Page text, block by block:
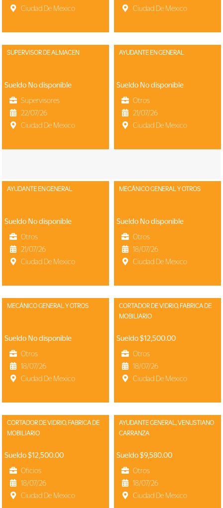
Ciudad De Mexico
Ciudad De Mexico
SUPERVISOR DE ALMACEN
Sueldo No disponible
Supervisores
22/07/26
Ciudad De Mexico
AYUDANTE EN GENERAL
Sueldo No disponible
Otros
21/07/26
Ciudad De Mexico
AYUDANTE EN GENERAL
Sueldo No disponible
Otros
21/07/26
Ciudad De Mexico
MECÁNICO GENERAL Y OTROS
Sueldo No disponible
Otros
18/07/26
Ciudad De Mexico
MECÁNICO GENERAL Y OTROS
Sueldo No disponible
Otros
18/07/26
Ciudad De Mexico
CORTADOR DE VIDRIO, FABRICA DE
MOBILIARIO
Sueldo $12,500.00
Otros
18/07/26
Ciudad De Mexico
CORTADOR DE VIDRIO, FABRICA DE
MOBILIARIO
Sueldo $12,500.00
Oficios
18/07/26
Ciudad De Mexico
AYUDANTE GENERAL, VENUSTIANO
CARRANZA
Sueldo $9,580.00
Otros
18/07/26
Ciudad De Mexico